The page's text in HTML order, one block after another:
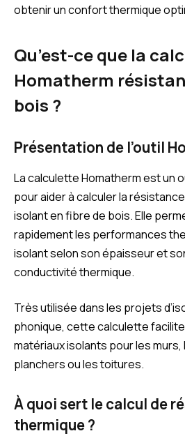
obtenir un confort thermique
Qu’est-ce que la
Homatherm
bois ?
Présentation de l’outil
La calculette Homatherm est un
pour aider à calculer la
isolant en fibre de bois. Elle
rapidement les performances
isolant selon son épaisseur et
conductivité thermique.
Très utilisée dans les projets
phonique, cette calculette
matériaux isolants pour les
planchers ou les toitures.
À quoi sert le calcul de
thermique ?